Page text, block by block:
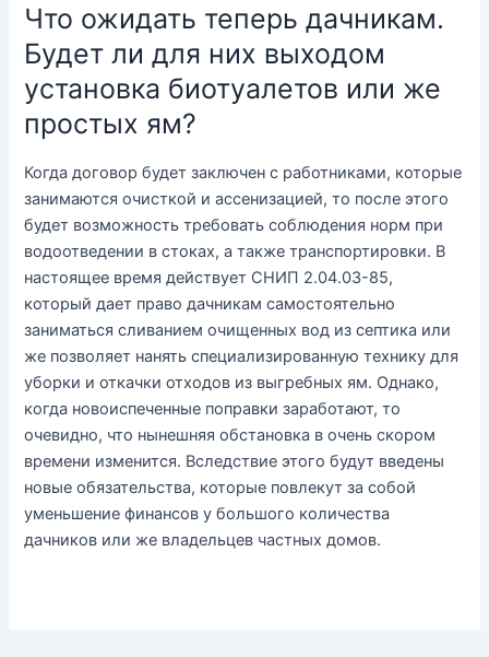
Что ожидать теперь дачникам.
Будет ли для них выходом
установка биотуалетов или же
простых ям?
Когда договор будет заключен с работниками, которые
занимаются очисткой и ассенизацией, то после этого
будет возможность требовать соблюдения норм при
водоотведении в стоках, а также транспортировки. В
настоящее время действует СНИП 2.04.03-85,
который дает право дачникам самостоятельно
заниматься сливанием очищенных вод из септика или
же позволяет нанять специализированную технику для
уборки и откачки отходов из выгребных ям. Однако,
когда новоиспеченные поправки заработают, то
очевидно, что нынешняя обстановка в очень скором
времени изменится. Вследствие этого будут введены
новые обязательства, которые повлекут за собой
уменьшение финансов у большого количества
дачников или же владельцев частных домов.